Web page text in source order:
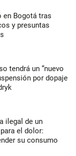
en Bogotá tras
y presuntas
tendrá un “nuevo
por dopaje
ilegal de un
el dolor:
su consumo